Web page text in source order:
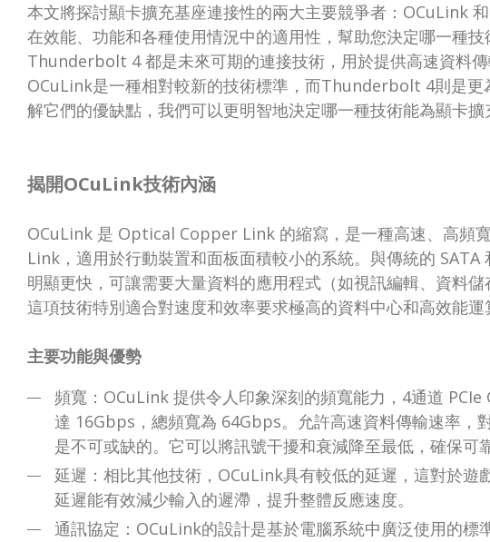
本文將探討顯卡擴充基座連接性的兩大主要競爭者：OCuLink
在效能、功能和各種使用情況中的適用性，幫助您決定哪一種
Thunderbolt 4 都是未來可期的連接技術，用於提供高速資料傳
OCuLink是一種相對較新的技術標準，而Thunderbolt 4則是更
解它們的優缺點，我們可以更明智地決定哪一種技術能為顯卡擴
揭開OCuLink技術內涵
OCuLink 是 Optical Copper Link 的縮寫，是一種高速、高頻
Link，適用於行動裝置和面板面積較小的系統。與傳統的 SATA
明顯更快，可讓需要大量資料的應用程式（如視訊編輯、資料儲
這項技術特別適合對速度和效率要求極高的資料中心和高效能運
主要功能與優勢
頻寬：OCuLink 提供令人印象深刻的頻寬能力，4通道
達 16Gbps，總頻寬為 64Gbps。允許高速資料傳輸速率，
是不可或缺的。它可以將訊號干擾和衰減降至最低，確保可
延遲：相比其他技術，OCuLink具有較低的延遲，這對於遊
延遲能有效減少輸入的遲滯，提升整體反應速度。
通訊協定：OCuLink的設計是基於電腦系統中廣泛使用的標